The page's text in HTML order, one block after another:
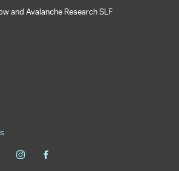
and Avalanche Research SLF